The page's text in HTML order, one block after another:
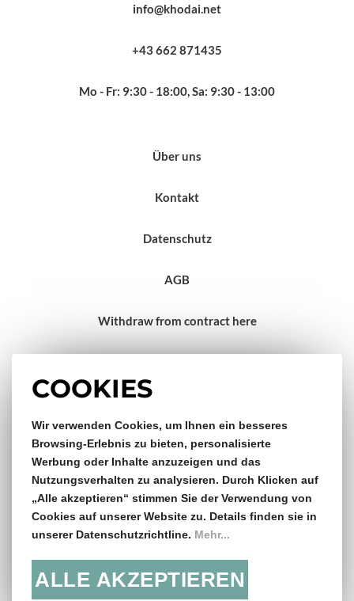
COOKIES
Wir verwenden Cookies, um Ihnen ein besseres
Browsing-Erlebnis zu bieten, personalisierte
Werbung oder Inhalte anzuzeigen und das
Nutzungsverhalten zu analysieren. Durch Klicken auf
„Alle akzeptieren“ stimmen Sie der Verwendung von
Cookies auf unserer Website zu. Details finden sie in
unserer Datenschutzrichtline. Mehr...
ALLE AKZEPTIEREN
info@khodai.net
+43 662 871435
Mo - Fr: 9:30 - 18:00, Sa: 9:30 - 13:00
Über uns
Kontakt
Datenschutz
AGB
Withdraw from contract here
Gratis Versand & Rückversand
ab €150,- Bestellwert
14 Tage Rückgaberecht